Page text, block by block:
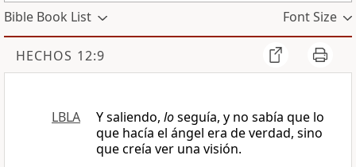
Bible Book List Font Size
HECHOS 12:9
LBLA Y saliendo, loseguía, y no sabía que lo
que hacía el ángel era de verdad, sino
que creía ver una visión.